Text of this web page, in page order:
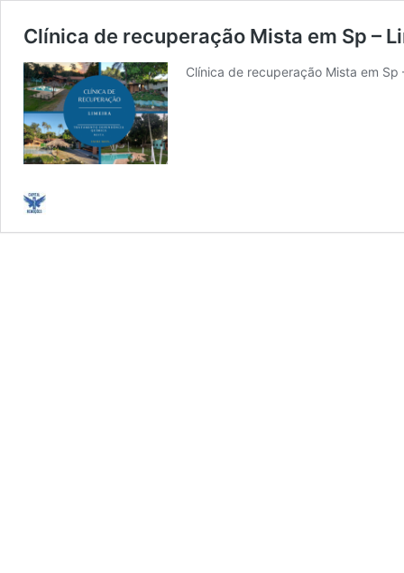
Clínica de recuperação Mista em Sp –
Clínica de recuperação Mista em Sp